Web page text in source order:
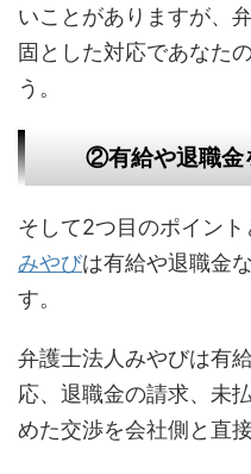
いことがありますが、
固とした対応であなた
う。
②有給や退職金
そして2つ目のポイント
みやびは有給や退職金
す。
弁護士法人みやびは有
応、退職金の請求、未
めた交渉を会社側と直